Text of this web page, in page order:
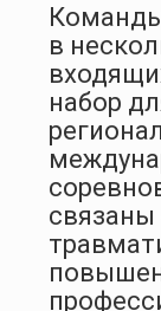
Команды
в
набор